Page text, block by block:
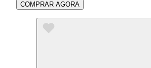
COMPRAR AGORA